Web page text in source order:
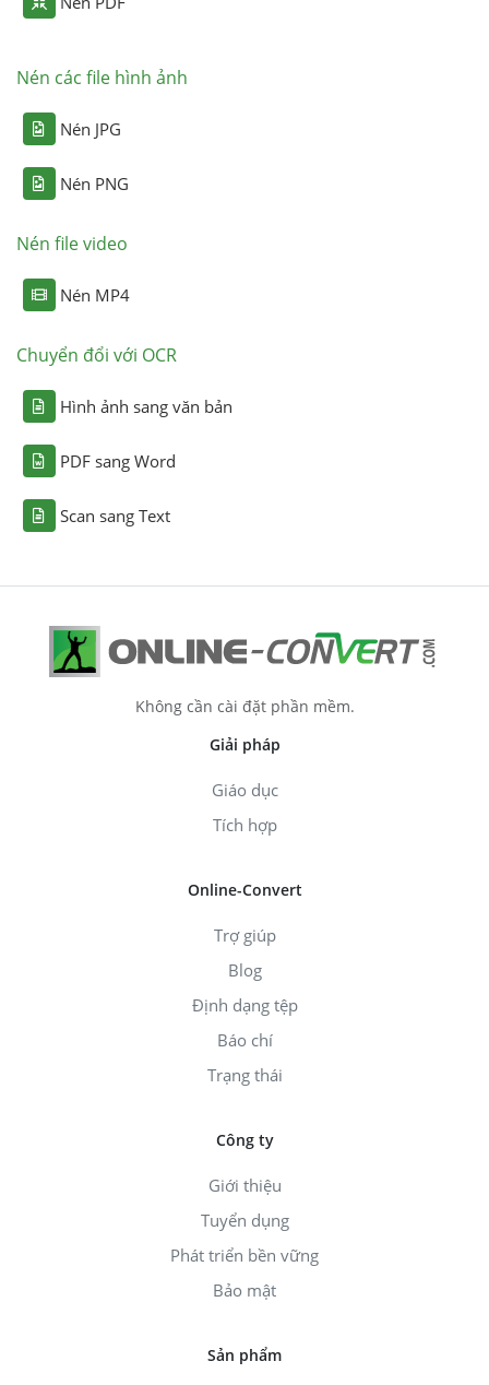
Nén các file hình ảnh
Nén JPG
Nén PNG
Nén file video
Nén MP4
Chuyển đổi với OCR
Hình ảnh sang văn bản
PDF sang Word
Scan sang Text
Không cần cài đặt phần mềm.
Giải pháp
Giáo dục
Tích hợp
Online-Convert
Trợ giúp
Blog
Định dạng tệp
Báo chí
Trạng thái
Công ty
Giới thiệu
Tuyển dụng
Phát triển bền vững
Bảo mật
Sản phẩm